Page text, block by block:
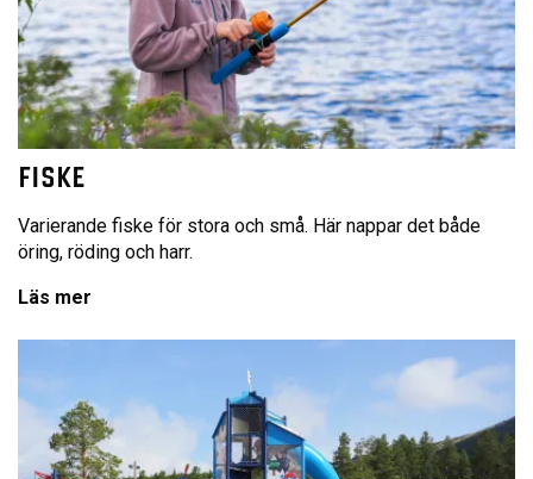
FISKE
Varierande fiske för stora och små. Här nappar det både
öring, röding och harr.
Läs mer